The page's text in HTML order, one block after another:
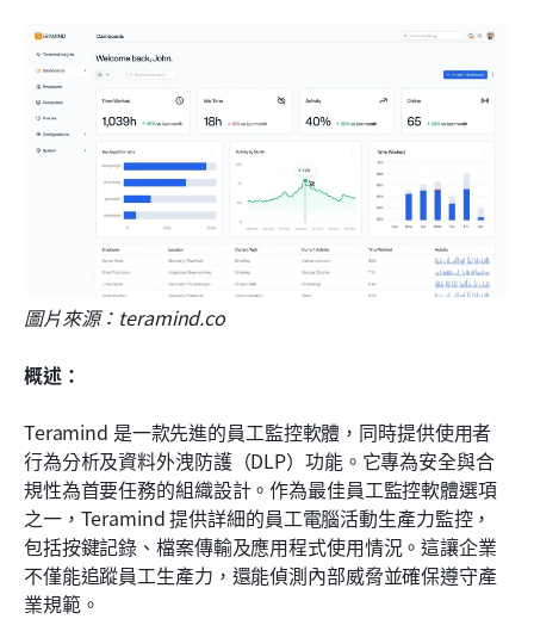
圖片來源：teramind.co
概述：
Teramind 是一款先進的員工監控軟體，同時提供使用者
行為分析及資料外洩防護（DLP）功能。它專為安全與合
規性為首要任務的組織設計。作為最佳員工監控軟體選項
之一，Teramind 提供詳細的員工電腦活動生產力監控，
包括按鍵記錄、檔案傳輸及應用程式使用情況。這讓企業
不僅能追蹤員工生產力，還能偵測內部威脅並確保遵守產
業規範。